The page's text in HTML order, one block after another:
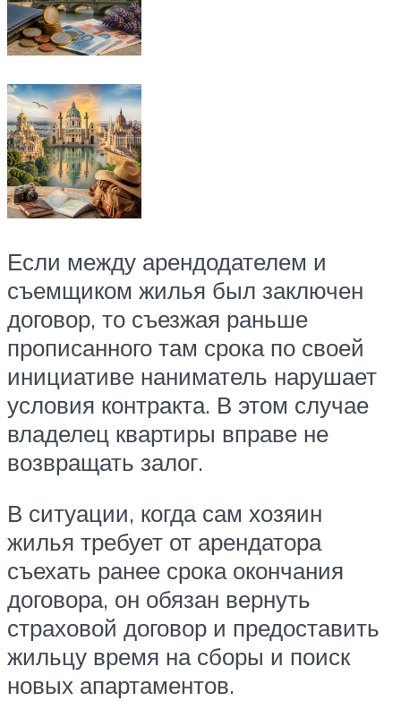
Если между арендодателем и
съемщиком жилья был заключен
договор, то съезжая раньше
прописанного там срока по своей
инициативе наниматель нарушает
условия контракта. В этом случае
владелец квартиры вправе не
возвращать залог.
В ситуации, когда сам хозяин
жилья требует от арендатора
съехать ранее срока окончания
договора, он обязан вернуть
страховой договор и предоставить
жильцу время на сборы и поиск
новых апартаментов.